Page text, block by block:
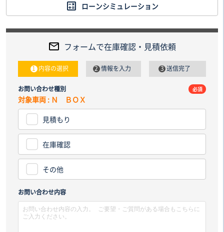
ローンシミュレーション
フォームで在庫確認・見積依頼
内容の選択 情報を入力 送信完了
お問い合わせ種別 必須
対象車両 : Ｎ ＢＯＸ
見積もり
在庫確認
その他
お問い合わせ内容